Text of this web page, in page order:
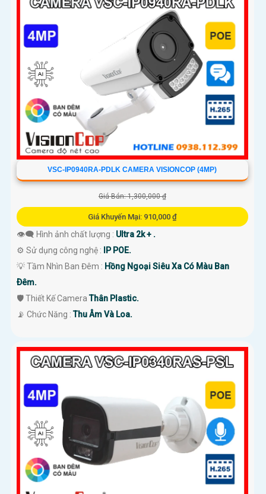
VSC-IP0940RA-PDLK CAMERA VISIONCOP (4MP)
Giá Bán: 1,300,000 ₫
Giá Khuyến Mại: 910,000 ₫
👁️‍🗨 Hình ảnh chất lượng : Ultra 2k + .
⚙ Sử dụng công nghệ : IP POE.
💡 Tầm Nhìn Ban Đêm : Hồng Ngoại Siêu Xa Có Màu Ban
Ðêm.
🛡 Thiết Kế CameraThân Plastic.
️📡 Chức Năng :Thu Âm Và Loa.